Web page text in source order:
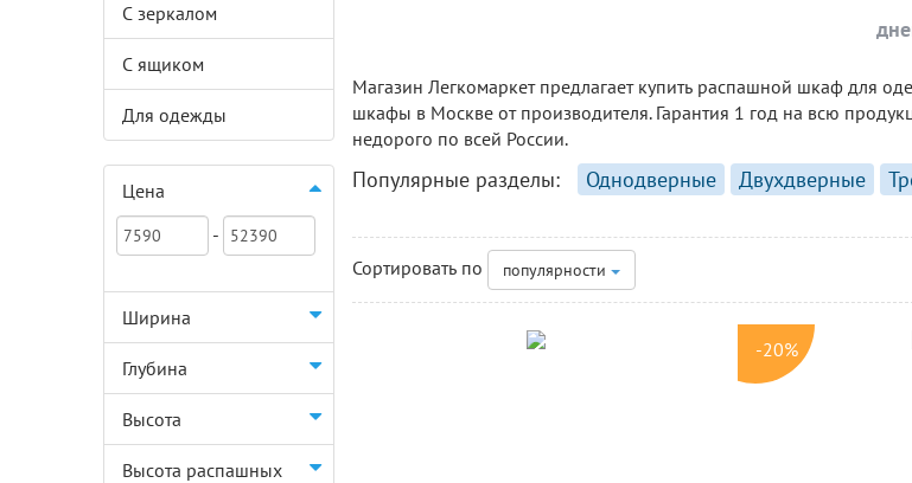
С зеркалом
С ящиком
Для одежды
Цена
-
Ширина
Глубина
Высота
Высота распашных
Магазин Легкомаркет предлагает купить распашной шкаф для
шкафы в Москве от производителя. Гарантия 1 год на всю
недорого по всей России.
Популярные разделы: Однодверные Двухдверные
Сортировать по популярности
-20%